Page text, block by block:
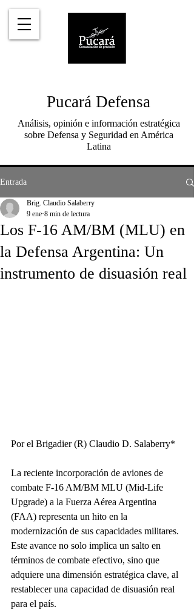
Pucará Defensa
Análisis, opinión e información estratégica
sobre Defensa y Seguridad en América
Latina
Entrada
Los F-16 AM/BM (MLU) en
la Defensa Argentina: Un
instrumento de disuasión real
Brig. Claudio Salaberry
9 ene 8 min de lectura
Por el Brigadier (R) Claudio D. Salaberry*
La reciente incorporación de aviones de
combate F-16 AM/BM MLU (Mid-Life
Upgrade) a la Fuerza Aérea Argentina
(FAA) representa un hito en la
modernización de sus capacidades militares.
Este avance no solo implica un salto en
términos de combate efectivo, sino que
adquiere una dimensión estratégica clave, al
restablecer una capacidad de disuasión real
para el país.